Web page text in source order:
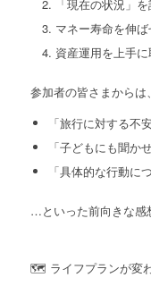
「現在の状況」
マネー寿命を伸
資産運用を上手
参加者の皆さまからは、
「旅行に対する不
「子どもにも聞か
「具体的な行動に
…といった前向きな感
🗺 ライフプランが変